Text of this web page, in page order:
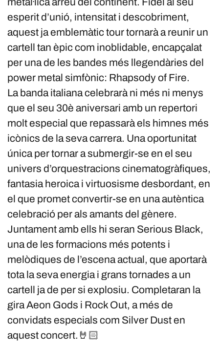
esperit d’unió, intensitat i descobriment,
aquest ja emblemàtic tour tornarà a reunir un
cartell tan èpic com inoblidable, encapçalat
per una de les bandes més llegendàries del
power metal simfònic: Rhapsody of Fire.
La banda italiana celebrarà ni més ni menys
que el seu 30è aniversari amb un repertori
molt especial que repassarà els himnes més
icònics de la seva carrera. Una oportunitat
única per tornar a submergir-se en el seu
univers d’orquestracions cinematogràfiques,
fantasia heroica i virtuosisme desbordant, en
el que promet convertir-se en una autèntica
celebració per als amants del gènere.
Juntament amb ells hi seran Serious Black,
una de les formacions més potents i
melòdiques de l’escena actual, que aportarà
tota la seva energia i grans tornades a un
cartell ja de per si explosiu. Completaran la
gira Aeon Gods i Rock Out, a més de
convidats especials com Silver Dust en
aquest concert.🤘🏻